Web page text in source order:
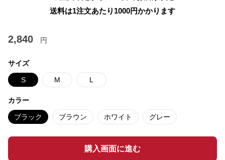
送料は1注文あたり 1000円かかります
2,840 円
サイズ
S M L
カラー
ブラック ブラウン ホワイト グレー
購入画面に進む